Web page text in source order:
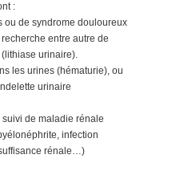
:
ou de syndrome douloureux
entre autre de
urinaire).
les urines (hématurie), ou
urinaire
de maladie rénale
infection
rénale…)